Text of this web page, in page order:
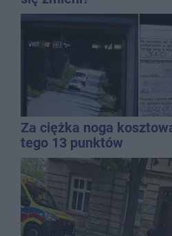
Za ciężka noga
tego 13 punktów